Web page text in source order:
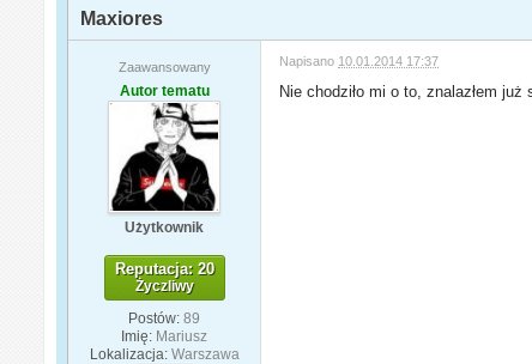
Maxiores
Zaawansowany
Autor tematu
Użytkownik
Reputacja: 20
Życzliwy
Postów: 89
Imię: Mariusz
Lokalizacja: Warszawa
Napisano 10.01.2014 17:37
Nie chodziło mi o to, znalazłem